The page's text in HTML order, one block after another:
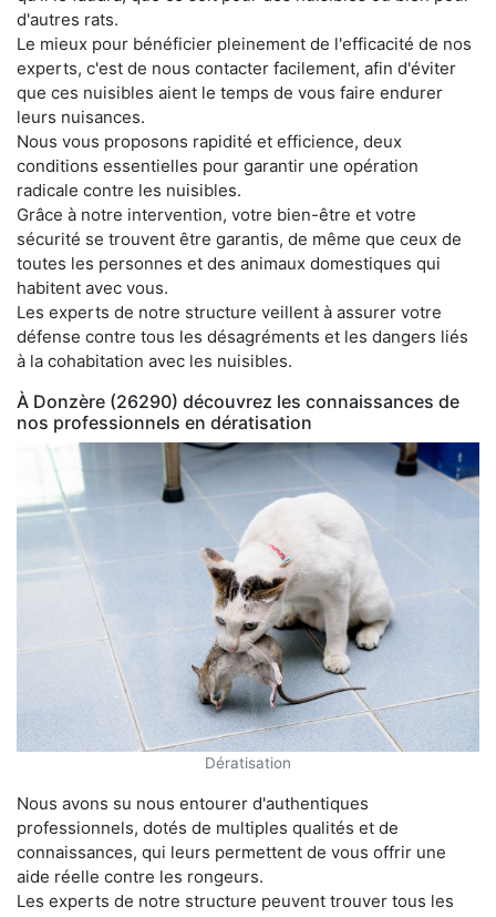
d'autres rats.
Le mieux pour bénéficier pleinement de l'efficacité de nos
experts, c'est de nous contacter facilement, afin d'éviter
que ces nuisibles aient le temps de vous faire endurer
leurs nuisances.
Nous vous proposons rapidité et efficience, deux
conditions essentielles pour garantir une opération
radicale contre les nuisibles.
Grâce à notre intervention, votre bien-être et votre
sécurité se trouvent être garantis, de même que ceux de
toutes les personnes et des animaux domestiques qui
habitent avec vous.
Les experts de notre structure veillent à assurer votre
défense contre tous les désagréments et les dangers liés
à la cohabitation avec les nuisibles.
À Donzère (26290) découvrez les connaissances de
nos professionnels en dératisation
Dératisation
Nous avons su nous entourer d'authentiques
professionnels, dotés de multiples qualités et de
connaissances, qui leurs permettent de vous offrir une
aide réelle contre les rongeurs.
Les experts de notre structure peuvent trouver tous les